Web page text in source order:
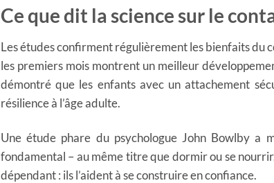
Ce que dit la science sur le
Les études confirment régulièrement les bienfaits du
les premiers mois montrent un meilleur
démontré que les enfants avec un attachement
résilience à l’âge adulte.
Une étude phare du psychologue John Bowlby a
fondamental – au même titre que dormir ou se
dépendant : ils l’aident à se construire en confiance.